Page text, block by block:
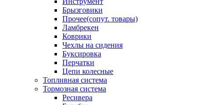
Брызговики
Прочее(сопут. товары)
Ламбрекен
Коврики
Чехлы на сидения
Буксировка
Перчатки
Цепи колесные
Топливная система
Тормозная система
Ресивера